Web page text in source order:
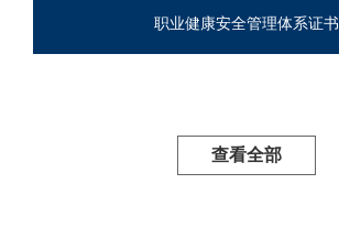
职业健康安全管理体系证书
查看全部